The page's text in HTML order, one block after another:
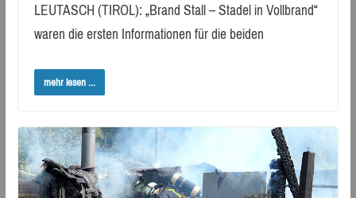
LEUTASCH (TIROL): „Brand Stall – Stadel in Vollbrand“
waren die ersten Informationen für die beiden
mehr lesen ...